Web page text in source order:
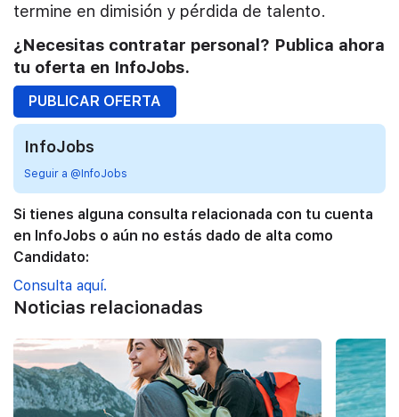
termine en dimisión y pérdida de talento.
¿Necesitas contratar personal? Publica ahora
tu oferta en InfoJobs.
PUBLICAR OFERTA
InfoJobs
Seguir a @InfoJobs
Si tienes alguna consulta relacionada con tu cuenta
en InfoJobs o aún no estás dado de alta como
Candidato:
Consulta aquí.
Noticias relacionadas